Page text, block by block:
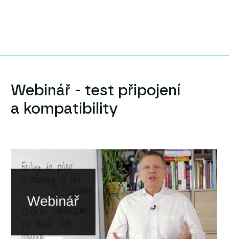
Webinář - test připojení
a kompatibility